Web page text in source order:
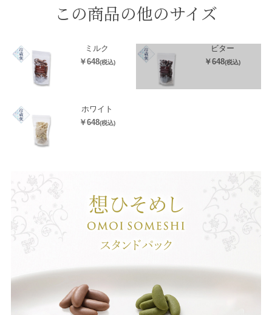
この商品の他のサイズ
ミルク
￥648(税込)
ビター
￥648(税込)
ホワイト
￥648(税込)